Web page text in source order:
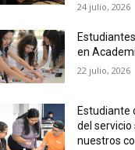
24 julio, 2026
en
22 julio, 2026
Estudiante
del servicio
nuestros